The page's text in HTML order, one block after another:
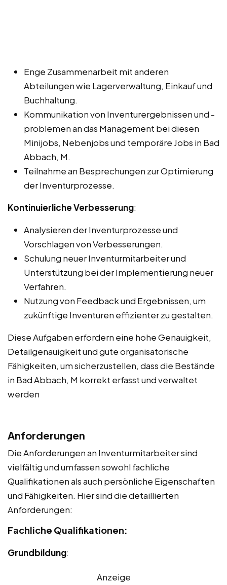
Enge Zusammenarbeit mit anderen
Abteilungen wie Lagerverwaltung, Einkauf und
Buchhaltung.
Kommunikation von Inventurergebnissen und -
problemen an das Management bei diesen
Minijobs, Nebenjobs und temporäre Jobs in Bad
Abbach, M.
Teilnahme an Besprechungen zur Optimierung
der Inventurprozesse.
Kontinuierliche Verbesserung:
Analysieren der Inventurprozesse und
Vorschlagen von Verbesserungen.
Schulung neuer Inventurmitarbeiter und
Unterstützung bei der Implementierung neuer
Verfahren.
Nutzung von Feedback und Ergebnissen, um
zukünftige Inventuren effizienter zu gestalten.
Diese Aufgaben erfordern eine hohe Genauigkeit,
Detailgenauigkeit und gute organisatorische
Fähigkeiten, um sicherzustellen, dass die Bestände
in Bad Abbach, M korrekt erfasst und verwaltet
werden
Anforderungen
Die Anforderungen an Inventurmitarbeiter sind
vielfältig und umfassen sowohl fachliche
Qualifikationen als auch persönliche Eigenschaften
und Fähigkeiten. Hier sind die detaillierten
Anforderungen:
Fachliche Qualifikationen:
Grundbildung:
Anzeige